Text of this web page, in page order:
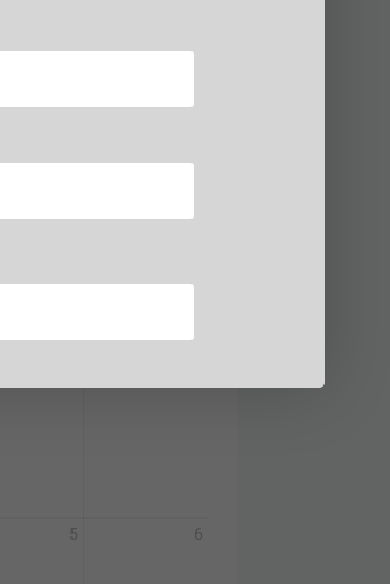
22 23
5 6